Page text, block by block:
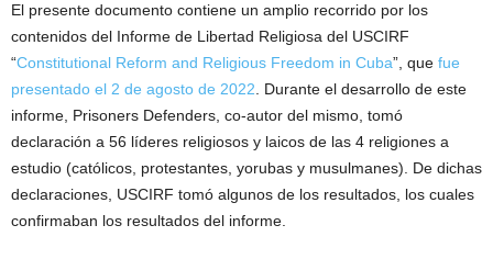
El presente documento contiene un amplio recorrido por los
contenidos del Informe de Libertad Religiosa del USCIRF
“Constitutional Reform and Religious Freedom in Cuba”, que fue
presentado el 2 de agosto de 2022 . Durante el desarrollo de este
informe, Prisoners Defenders, co-autor del mismo, tomó
declaración a 56 líderes religiosos y laicos de las 4 religiones a
estudio (católicos, protestantes, yorubas y musulmanes). De dichas
declaraciones, USCIRF tomó algunos de los resultados, los cuales
confirmaban los resultados del informe.